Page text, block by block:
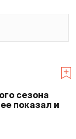
сезона
показал и